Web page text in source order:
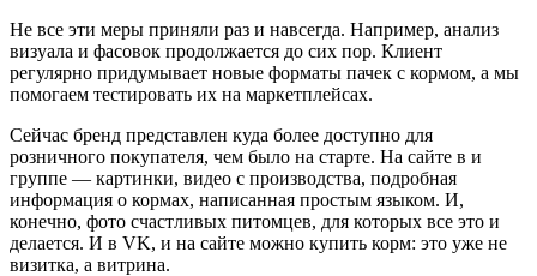
Не все эти меры приняли раз и навсегда. Например, анализ
визуала и фасовок продолжается до сих пор. Клиент
регулярно придумывает новые форматы пачек с кормом, а мы
помогаем тестировать их на маркетплейсах.
Сейчас бренд представлен куда более доступно для
розничного покупателя, чем было на старте. На сайте в и
группе — картинки, видео с производства, подробная
информация о кормах, написанная простым языком. И,
конечно, фото счастливых питомцев, для которых все это и
делается. И в VK, и на сайте можно купить корм: это уже не
визитка, а витрина.